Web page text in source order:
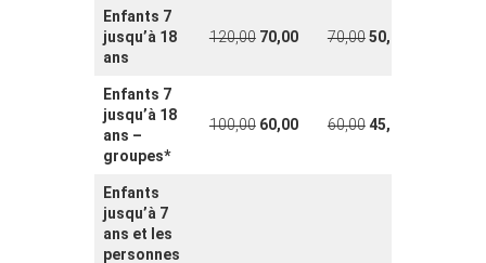
Enfants 7
jusqu’à 18
ans
120,00 70,00 70,0050,00
Enfants 7
jusqu’à 18
ans –
groupes*
100,00 60,00 60,0045,00
Enfants
jusqu’à 7
ans et les
personnes